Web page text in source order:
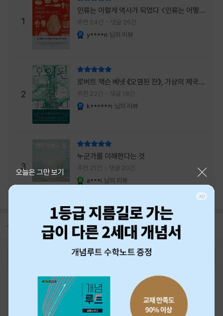
때문이다. 그동안 호텔에서 잠복 수사를 하며
어설픈 호텔리어의 가면을 쓰고 있었다면, 이제
는 가면
1
인류는 이렇게 역사가 되었다 <인류는 어떻게
역사가 되었나>
추천 24건 댓글 25건
y****n 님의 리뷰
2
로버트 잭슨 베넷 《오염된 잔》, 가상의 제국이
주는 실감과 미스터리 사건의 치밀함이 이루어
내는 최상의 시너지...
추천 22건 댓글 18건
k******i 님의 리뷰
3
누군가를 이해한다는 것
추천 21건 댓글 20건
a***i 님의 리뷰
공지 26년 NBCI 수상 안내
오늘은 그만 보기
최근 본 상품
고객센터 1544-3800 티켓 1544-6399
중고샵 1566-4295
eBook 1:1문의/채팅상담
예스이십사(주) 사업자 정보